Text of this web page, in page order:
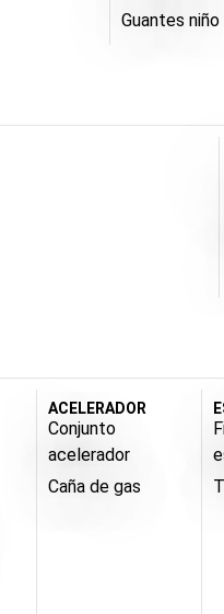
Guantes niño
ACELERADOR
Conjunto
acelerador
Caña de gas